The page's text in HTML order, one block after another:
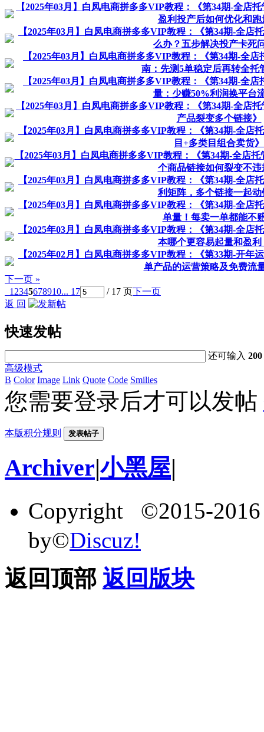
【2025年03月】白凤电商拼多多VIP教程：《第34期-全店
盈利投产后如何优化和跑
【2025年03月】白凤电商拼多多VIP教程：《第34期-全店
么办？五步解决投产卡死
【2025年03月】白凤电商拼多多VIP教程：《第34期-全
南：先测5单稳定后再转全托
【2025年03月】白凤电商拼多多VIP教程：《第34期-全
量：少赚50%利润换平台
【2025年03月】白凤电商拼多多VIP教程：《第34期-全店
产品裂变多个链接》
【2025年03月】白凤电商拼多多VIP教程：《第34期-全店
目+多类目组合卖货》
【2025年03月】白凤电商拼多多VIP教程：《第34期-全店
个商品链接如何裂变不违
【2025年03月】白凤电商拼多多VIP教程：《第34期-全店
利矩阵，多个链接一起动
【2025年03月】白凤电商拼多多VIP教程：《第34期-全店
单量！每卖一单都能不
【2025年03月】白凤电商拼多多VIP教程：《第34期-全店
本哪个更容易起量和盈利
【2025年02月】白凤电商拼多多VIP教程：《第33期-开年
单产品的运营策略及免费流
下一页 »
1 2345678910... 17 / 17 页下一页
返 回
快速发帖
还可输入200
高级模式
B Color Image Link Quote Code Smilies
您需要登录后才可以发帖
本版积分规则 发表帖子
Archiver|小黑屋|
Copyright ©2015-
by©Discuz!
返回顶部 返回版块